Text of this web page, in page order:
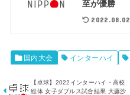
至が優勝
2022.08.02
国内大会 インターハイ
【卓球】2022インターハイ・高校
総体 女子ダブルス試合結果 大藤沙